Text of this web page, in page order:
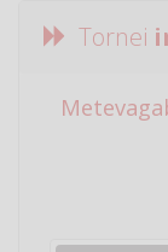
Tornei